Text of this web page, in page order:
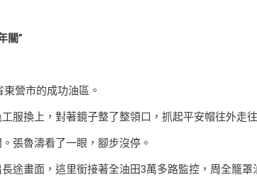
關”
營市的成功油區。
服換上，對著鏡子整了整領口，抓起平安帽往外走往
張魯濤看了一眼，腳步沒停。
途畫面，這里銜接著全油田3萬多路監控，周全籠罩